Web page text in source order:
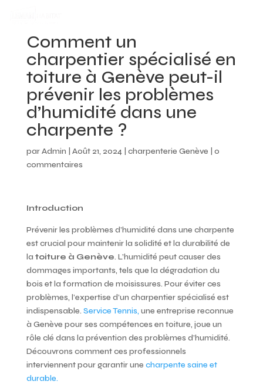
Comment un
charpentier spécialisé en
toiture à Genève peut-il
prévenir les problèmes
d’humidité dans une
charpente ?
parAdmin Août 21, 2024| charpenterie Genève
0
commentaires
Introduction
Prévenir les problèmes d’humidité dans une charpente
est crucial pour maintenir la solidité et la durabilité de
la toiture à Genève. L’humidité peut causer des
dommages importants, tels que la dégradation du
bois et la formation de moisissures. Pour éviter ces
problèmes, l’expertise d’un charpentier spécialisé est
indispensable. Service Tennis, une entreprise reconnue
à Genève pour ses compétences en toiture, joue un
rôle clé dans la prévention des problèmes d’humidité.
Découvrons comment ces professionnels
interviennent pour garantir une charpente saine et
durable.